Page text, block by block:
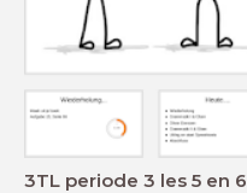
3TL periode 3 les 5 en 6